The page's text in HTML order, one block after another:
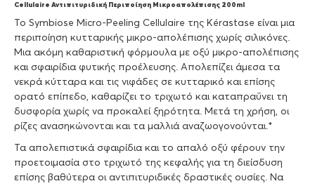
Cellulaire Αντιπιτυριδική Περιποίηση Μικροαπολέπισης 200ml
Το Symbiose Micro-Peeling Cellulaire της Kérastase είναι μια
περιποίηση κυτταρικής μικρο-απολέπισης χωρίς σιλικόνες.
Μια ακόμη καθαριστική φόρμουλα με οξύ μικρο-απολέπισης
και σφαιρίδια φυτικής προέλευσης. Απολεπίζει άμεσα τα
νεκρά κύτταρα και τις νιφάδες σε κυτταρικό και επίσης
ορατό επίπεδο, καθαρίζει το τριχωτό και καταπραΰνει τη
δυσφορία χωρίς να προκαλεί ξηρότητα. Μετά τη χρήση, οι
ρίζες ανασηκώνονται και τα μαλλιά αναζωογονούνται.*
Τα απολεπιστικά σφαιρίδια και το απαλό οξύ φέρουν την
προετοιμασία στο τριχωτό της κεφαλής για τη διείσδυση
επίσης βαθύτερα οι αντιπιτυριδικές δραστικές ουσίες. Να